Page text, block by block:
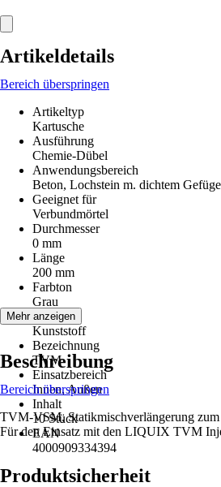
Artikeldetails
Bereich überspringen
Artikeltyp
Kartusche
Ausführung
Chemie-Dübel
Anwendungsbereich
Beton, Lochstein m. dichtem
Geeignet für
Verbundmörtel
Durchmesser
0 mm
Länge
200 mm
Farbton
Grau
Material
Kunststoff
Bezeichnung
TVM
Einsatzbereich
Innen, Außen
Inhalt
10 Stück
EAN
4000909334394
Mehr anzeigen
Beschreibung
Bereich überspringen
TVM-VSM, Statikmischverlängerung
Für den Einsatz mit den LIQUIX TVM
Produktsicherheit